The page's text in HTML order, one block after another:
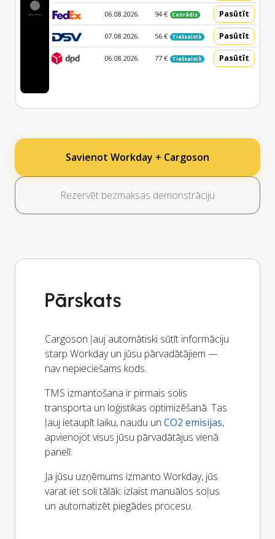
06.08.2026. 94 € Cenrādis Pasūtīt
07.08.2026. 56 € Tiešsaistē Pasūtīt
06.08.2026. 77 € Tiešsaistē Pasūtīt
Savienot Workday + Cargoson
Rezervēt bezmaksas demonstrāciju
Pārskats
Cargoson ļauj automātiski sūtīt informāciju
starp Workday un jūsu pārvadātājiem —
nav nepieciešams kods.
TMS izmantošana ir pirmais solis
transporta un loģistikas optimizēšanā. Tas
ļauj ietaupīt laiku, naudu un CO2 emisijas,
apvienojot visus jūsu pārvadātājus vienā
panelī.
Ja jūsu uzņēmums izmanto Workday, jūs
varat iet soli tālāk: izlaist manuālos soļus
un automatizēt piegādes procesu.